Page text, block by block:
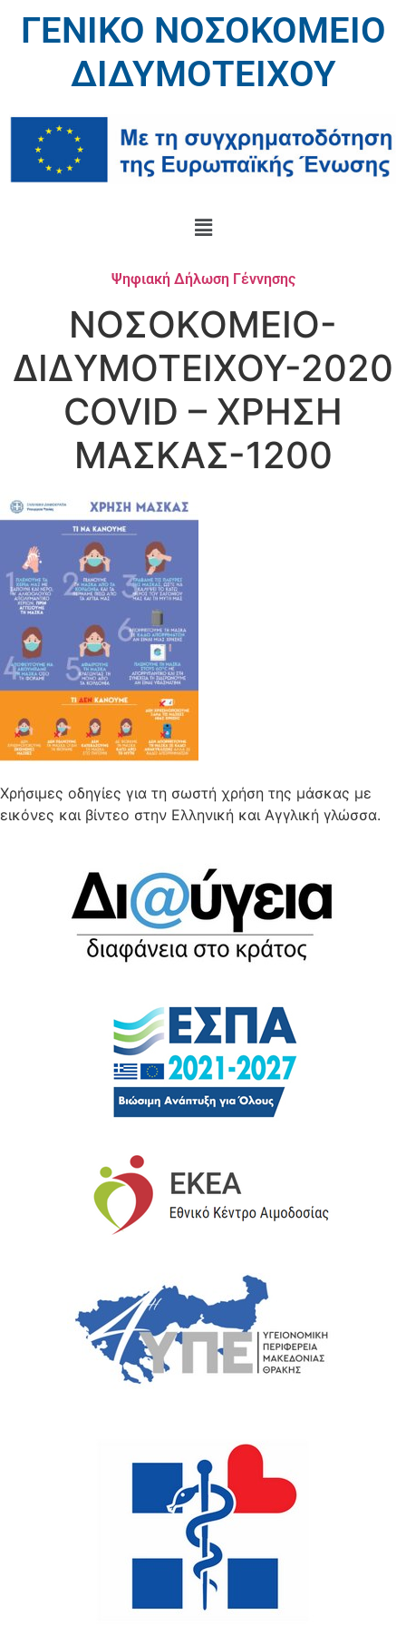
ΓΕΝΙΚΟ ΝΟΣΟΚΟΜΕΙΟ
ΔΙΔΥΜΟΤΕΙΧΟΥ
Ψηφιακή Δήλωση Γέννησης
ΝΟΣΟΚΟΜΕΙΟ-
ΔΙΔΥΜΟΤΕΙΧΟΥ-2020
COVID – ΧΡΗΣΗ
ΜΑΣΚΑΣ-1200
Χρήσιμες οδηγίες για τη σωστή χρήση της μάσκας με
εικόνες και βίντεο στην Ελληνική και Αγγλική γλώσσα.